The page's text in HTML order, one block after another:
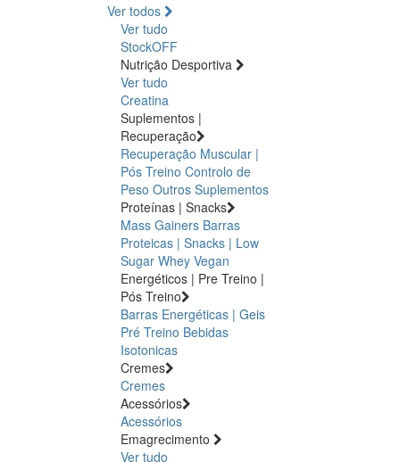
Ver todos
Ver tudo
StockOFF
Nutrição Desportiva
Ver tudo
Creatina
Suplementos |
Recuperação
Recuperação Muscular |
Pós Treino Controlo de
Peso Outros Suplementos
Proteínas | Snacks
Mass Gainers Barras
Proteicas | Snacks | Low
Sugar Whey Vegan
Energéticos | Pre Treino |
Pós Treino
Barras Energéticas | Geis
Pré Treino Bebidas
Isotonicas
Cremes
Cremes
Acessórios
Acessórios
Emagrecimento
Ver tudo